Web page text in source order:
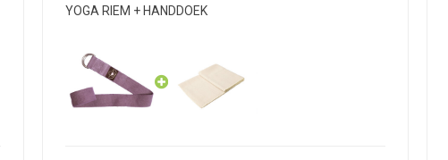
ook mét yoga riem. Wil je zo lang mogelijk
Kies dan voor eenhygiënische yoga handdoek
YOGA RIEM + HANDDOEK